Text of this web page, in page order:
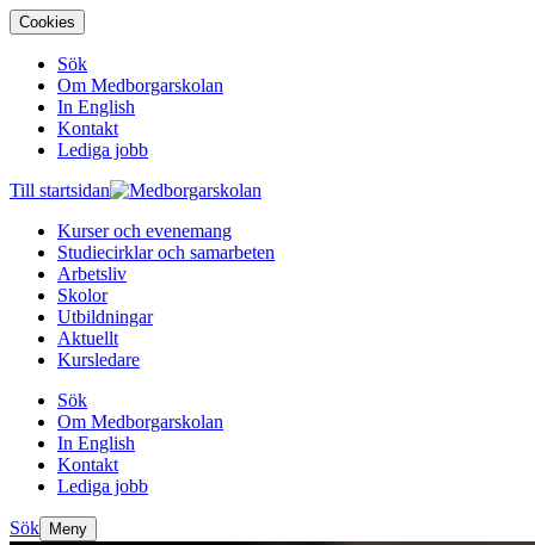
Cookies
Sök
Om Medborgarskolan
In English
Kontakt
Lediga jobb
Till startsidan
Kurser och evenemang
Studiecirklar och samarbeten
Arbetsliv
Skolor
Utbildningar
Aktuellt
Kursledare
Sök
Om Medborgarskolan
In English
Kontakt
Lediga jobb
Sök Meny